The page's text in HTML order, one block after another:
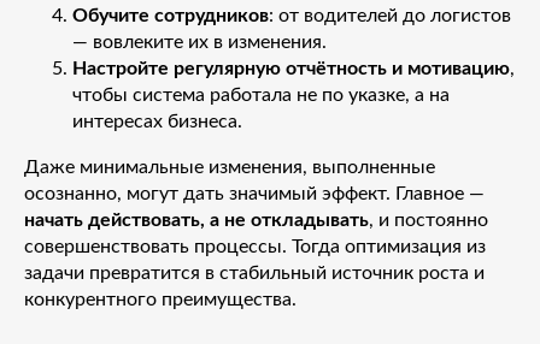
Обучите сотрудников: от водителей до логистов
— вовлеките их в изменения.
Настройте регулярную отчётность и мотивацию,
чтобы система работала не по указке, а на
интересах бизнеса.
Даже минимальные изменения, выполненные
осознанно, могут дать значимый эффект. Главное —
начать действовать, а не откладывать, и постоянно
совершенствовать процессы. Тогда оптимизация из
задачи превратится в стабильный источник роста и
конкурентного преимущества.